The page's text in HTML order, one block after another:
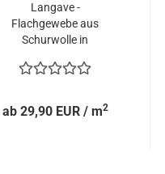
Langave -
Flachgewebe aus
Schurwolle in
ab 29,90 EUR / m2